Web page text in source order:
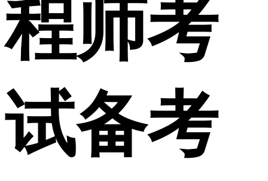
程师考
试备考